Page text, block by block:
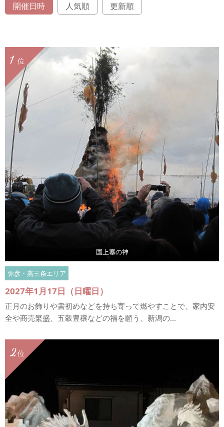
開催日時
人気順 更新順
位
1
国上塞の神
弥彦・燕三条エリア
2027年1月17日（日曜日）
正月のお飾りや書初めなどを持ち寄って燃やすことで、家内安
全や商売繁盛、五穀豊穣などの福を願う、新潟の...
位
2